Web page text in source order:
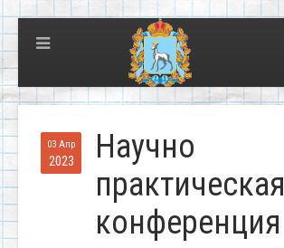
03 Апр
2023
Научно
практическая
конференция